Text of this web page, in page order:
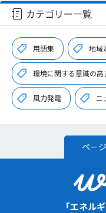
カテゴリー一覧
用語集 地域
環境に関する意識の高
風力発電 ニ
ペー
「エネル